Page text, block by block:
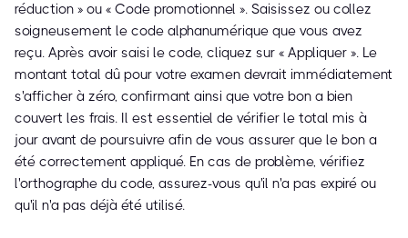
réduction » ou « Code promotionnel ». Saisissez ou collez
soigneusement le code alphanumérique que vous avez
reçu. Après avoir saisi le code, cliquez sur « Appliquer ». Le
montant total dû pour votre examen devrait immédiatement
s'afficher à zéro, confirmant ainsi que votre bon a bien
couvert les frais. Il est essentiel de vérifier le total mis à
jour avant de poursuivre afin de vous assurer que le bon a
été correctement appliqué. En cas de problème, vérifiez
l'orthographe du code, assurez-vous qu'il n'a pas expiré ou
qu'il n'a pas déjà été utilisé.